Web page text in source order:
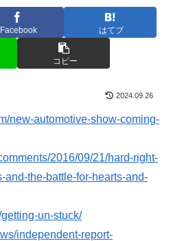
Facebook はてブ
コピー
2024.09.26
new-automotive-show-coming-
2016/09/21/hard-right-
and-the-battle-for-hearts-and-
un-stuck/
independent-report-